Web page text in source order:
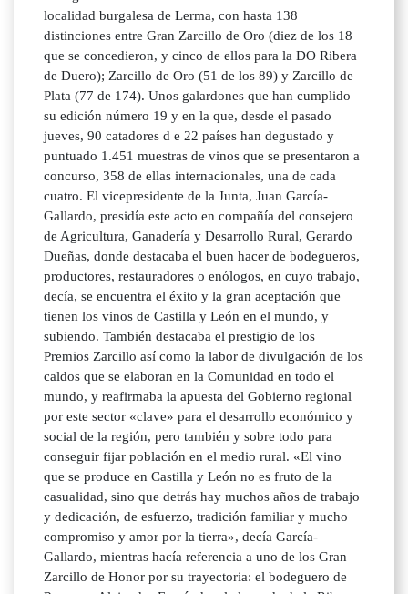
localidad burgalesa de Lerma, con hasta 138
distinciones entre Gran Zarcillo de Oro (diez de los 18
que se concedieron, y cinco de ellos para la DO Ribera
de Duero); Zarcillo de Oro (51 de los 89) y Zarcillo de
Plata (77 de 174). Unos galardones que han cumplido
su edición número 19 y en la que, desde el pasado
jueves, 90 catadores d e 22 países han degustado y
puntuado 1.451 muestras de vinos que se presentaron a
concurso, 358 de ellas internacionales, una de cada
cuatro. El vicepresidente de la Junta, Juan García-
Gallardo, presidía este acto en compañía del consejero
de Agricultura, Ganadería y Desarrollo Rural, Gerardo
Dueñas, donde destacaba el buen hacer de bodegueros,
productores, restauradores o enólogos, en cuyo trabajo,
decía, se encuentra el éxito y la gran aceptación que
tienen los vinos de Castilla y León en el mundo, y
subiendo. También destacaba el prestigio de los
Premios Zarcillo así como la labor de divulgación de los
caldos que se elaboran en la Comunidad en todo el
mundo, y reafirmaba la apuesta del Gobierno regional
por este sector «clave» para el desarrollo económico y
social de la región, pero también y sobre todo para
conseguir fijar población en el medio rural. «El vino
que se produce en Castilla y León no es fruto de la
casualidad, sino que detrás hay muchos años de trabajo
y dedicación, de esfuerzo, tradición familiar y mucho
compromiso y amor por la tierra», decía García-
Gallardo, mientras hacía referencia a uno de los Gran
Zarcillo de Honor por su trayectoria: el bodeguero de